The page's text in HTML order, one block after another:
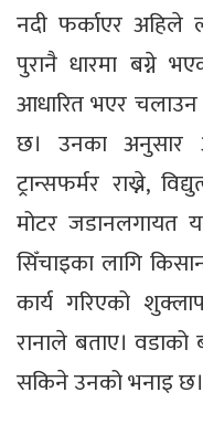
नदी फर्काएर अहिले
पुरानै धारमा बग्ने
आधारित भएर चलाउन
छ। उनका अनुसार
ट्रान्सफर्मर राख्ने,
मोटर जडानलगायत
सिँचाइका लागि
कार्य गरिएको
रानाले बताए।
सकिने उनको भनाइ छ।